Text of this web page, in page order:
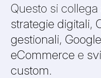
Questo si
strategie digitali,
gestionali,
eCommerce e
custom.